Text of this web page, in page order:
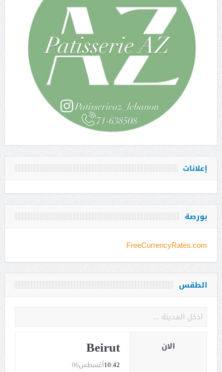
إعلانات
بورصة
FreeCurrencyRates.com
الطقس
Beirut
أغسطس0610:42
الان